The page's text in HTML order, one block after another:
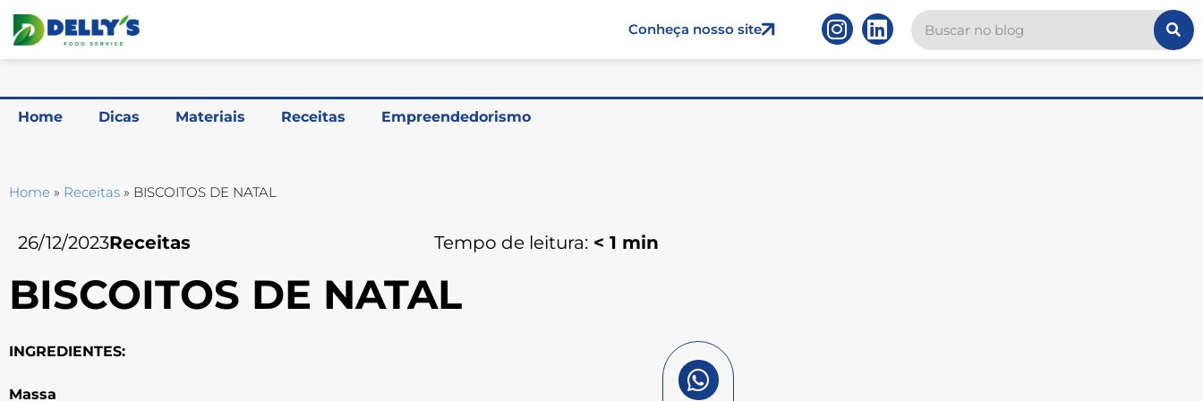
Conheça nosso site
Home Dicas Materiais Receitas Empreendedorismo
Home » Receitas » BISCOITOS DE NATAL
26/12/2023Receitas Tempo de leitura: < 1 min
BISCOITOS DE NATAL
INGREDIENTES:
Massa